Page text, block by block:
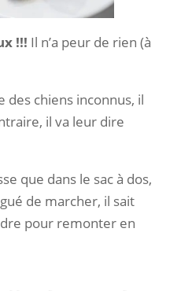
!!! Il n’a peur de rien (à
des chiens inconnus, il
il va leur dire
que dans le sac à dos,
de marcher, il sait
pour remonter en